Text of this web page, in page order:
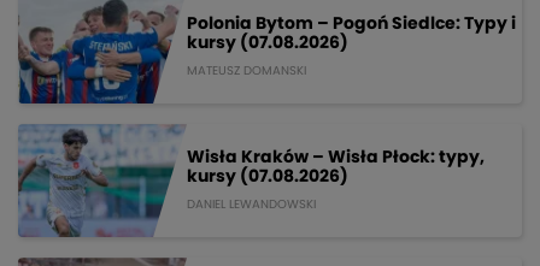
Polonia Bytom – Pogoń Siedlce: Typy i
kursy (07.08.2026)
MATEUSZ DOMANSKI
Wisła Kraków – Wisła Płock: typy,
kursy (07.08.2026)
DANIEL LEWANDOWSKI